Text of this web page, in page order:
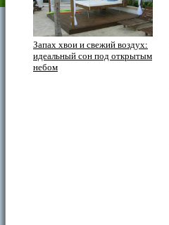
Запах хвои и свежий воздух:
идеальный сон под открытым
небом